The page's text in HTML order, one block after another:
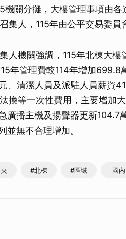
機關分攤，大樓管理事項由
集人，115年由公平交易委員
人機關強調，115年北棟大
年管理費較114年增加699.8
、清潔人員及派駐人員薪資
換等一次性費用，主要增加
廣播主機及揚聲器更新104.7
並無不合理增加。
#北棟 #區域 國內